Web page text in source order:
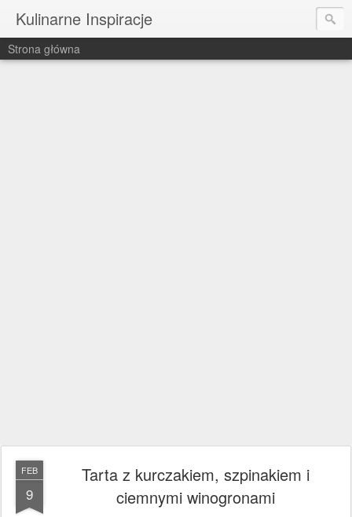
Kulinarne Inspiracje
Strona główna
FEB
9
Tarta z kurczakiem, szpinakiem i
ciemnymi winogronami